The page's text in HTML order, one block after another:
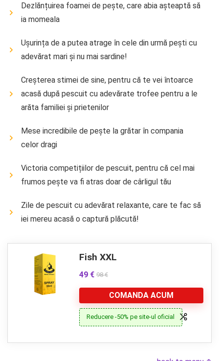
Dezlănțuirea foamei de pește, care abia așteaptă să
ia momeala
Ușurința de a putea atrage în cele din urmă pești cu
adevărat mari și nu mai sardine!
Creșterea stimei de sine, pentru că te vei întoarce
acasă după pescuit cu adevărate trofee pentru a le
arăta familiei și prietenilor
Mese incredibile de pește la grătar în compania
celor dragi
Victoria competițiilor de pescuit, pentru că cel mai
frumos pește va fi atras doar de cârligul tău
Zile de pescuit cu adevărat relaxante, care te fac să
iei mereu acasă o captură plăcută!
Fish XXL
49 € 98 €
COMANDA ACUM
Reducere -50% pe site-ul oficial